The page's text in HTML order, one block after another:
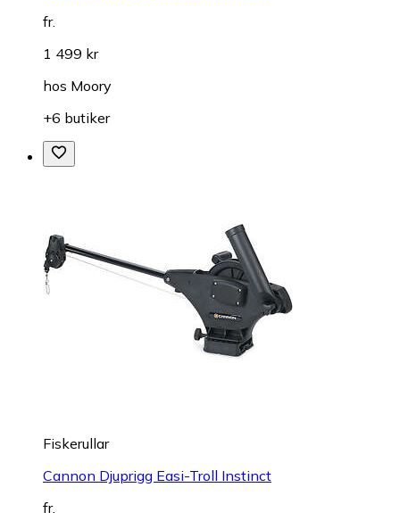
fr.
1 499 kr
hos Moory
+6 butiker
Fiskerullar
Cannon Djuprigg Easi-Troll Instinct
fr.